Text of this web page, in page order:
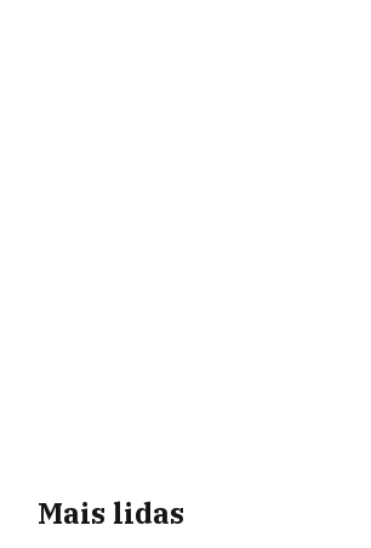
Mais lidas